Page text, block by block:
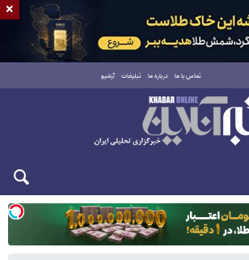
تماس با ما درباره ما تبلیغات آرشیو
یکشنبه ۱۸ مرداد ۱۴۰۵
×